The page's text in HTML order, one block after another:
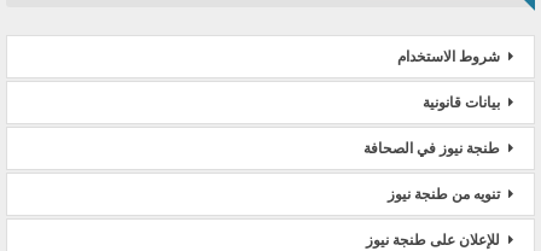
شروط الاستخدام
بيانات قانونية
طنجة نيوز في الصحافة
تنويه من طنجة نيوز
للإعلان على طنجة نيوز